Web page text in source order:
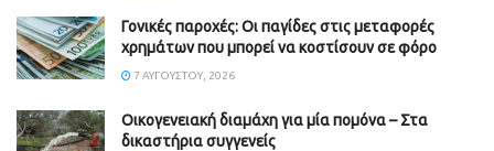
Γονικές παροχές: Οι παγίδες στις μεταφορές
χρημάτων που μπορεί να κοστίσουν σε φόρο
7 ΑΥΓΟΎΣΤΟΥ, 2026
Οικογενειακή διαμάχη για μία πομόνα – Στα
δικαστήρια συγγενείς